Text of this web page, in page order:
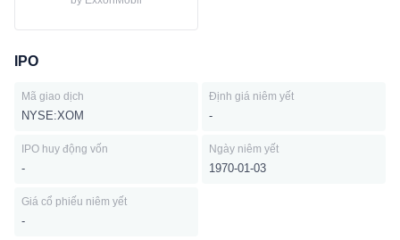
IPO
Mã giao dịch
NYSE:XOM
Định giá niêm yết
-
IPO huy động vốn
-
Ngày niêm yết
1970-01-03
Giá cổ phiếu niêm yết
-